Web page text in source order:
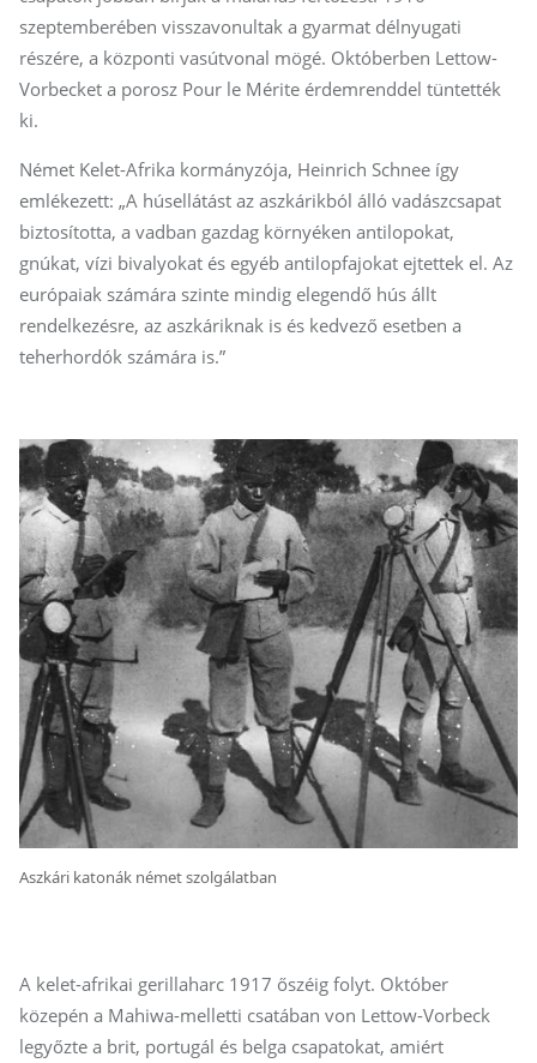
szeptemberében visszavonultak a gyarmat délnyugati
részére, a központi vasútvonal mögé. Októberben Lettow-
Vorbecket a porosz Pour le Mérite érdemrenddel tüntették
ki.
Német Kelet-Afrika kormányzója, Heinrich Schnee így
emlékezett: „A húsellátást az aszkárikból álló vadászcsapat
biztosította, a vadban gazdag környéken antilopokat,
gnúkat, vízi bivalyokat és egyéb antilopfajokat ejtettek el. Az
európaiak számára szinte mindig elegendő hús állt
rendelkezésre, az aszkáriknak is és kedvező esetben a
teherhordók számára is.”
Aszkári katonák német szolgálatban
A kelet-afrikai gerillaharc 1917 őszéig folyt. Október
közepén a Mahiwa-melletti csatában von Lettow-Vorbeck
legyőzte a brit, portugál és belga csapatokat, amiért